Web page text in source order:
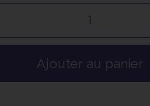
Ajouter au panier